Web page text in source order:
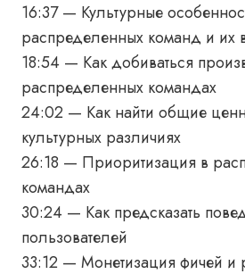
16:37 — Культурные
распределенных команд и их
18:54 — Как добиваться
распределенных командах
24:02 — Как найти общие
культурных различиях
26:18 — Приоритизация в
командах
30:24 — Как предсказать
пользователей
33:12 — Монетизация фичей и